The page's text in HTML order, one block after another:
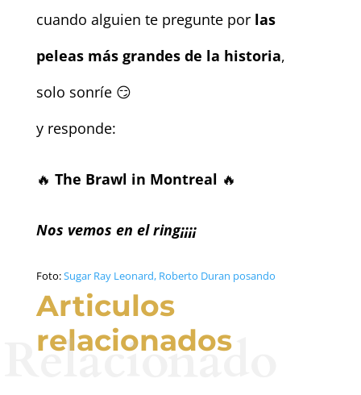
cuando alguien te pregunte por las
peleas más grandes de la historia,
solo sonríe 😏
y responde:
🔥 The Brawl in Montreal 🔥
Nos vemos en el ring¡¡¡¡
Foto:Sugar Ray Leonard, Roberto Duran posando
Articulos
relacionados
Relacionado